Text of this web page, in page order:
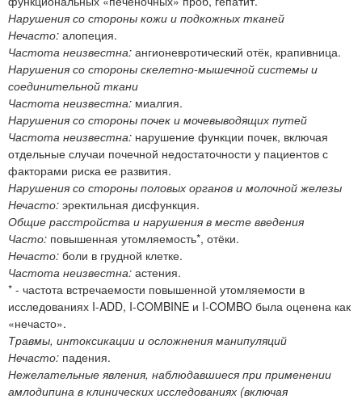
Нарушения со стороны кожи и подкожных тканей
Нечасто: алопеция.
Частота неизвестна: ангионевротический отёк, крапивница.
Нарушения со стороны скелетно-мышечной системы и
соединительной ткани
Частота неизвестна: миалгия.
Нарушения со стороны почек и мочевыводящих путей
Частота неизвестна: нарушение функции почек, включая
отдельные случаи почечной недостаточности у пациентов с
факторами риска ее развития.
Нарушения со стороны половых органов и молочной железы
Нечасто: эректильная дисфункция.
Общие расстройства и нарушения в месте введения
Часто: повышенная утомляемость*, отёки.
Нечасто: боли в грудной клетке.
Частота неизвестна: астения.
* - частота встречаемости повышенной утомляемости в
исследованиях I-ADD, I-COMBINE и I-COMBO была оценена как
«нечасто».
Травмы, интоксикации и осложнения манипуляций
Нечасто: падения.
Нежелательные явления, наблюдавшиеся при применении
амлодипина в клинических исследованиях (включая